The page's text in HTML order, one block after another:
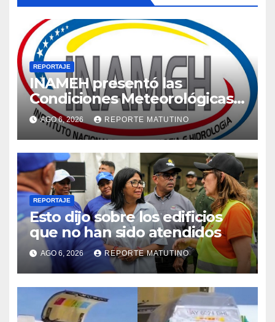
REPORTAJE
INAMEH presentó las
Condiciones Meteorológicas
para las próximas 24 horas,
de este jueves 6 de agosto
2026
AGO 6, 2026 REPORTE MATUTINO
REPORTAJE
Esto dijo sobre los edificios
que no han sido atendidos
AGO 6, 2026 REPORTE MATUTINO